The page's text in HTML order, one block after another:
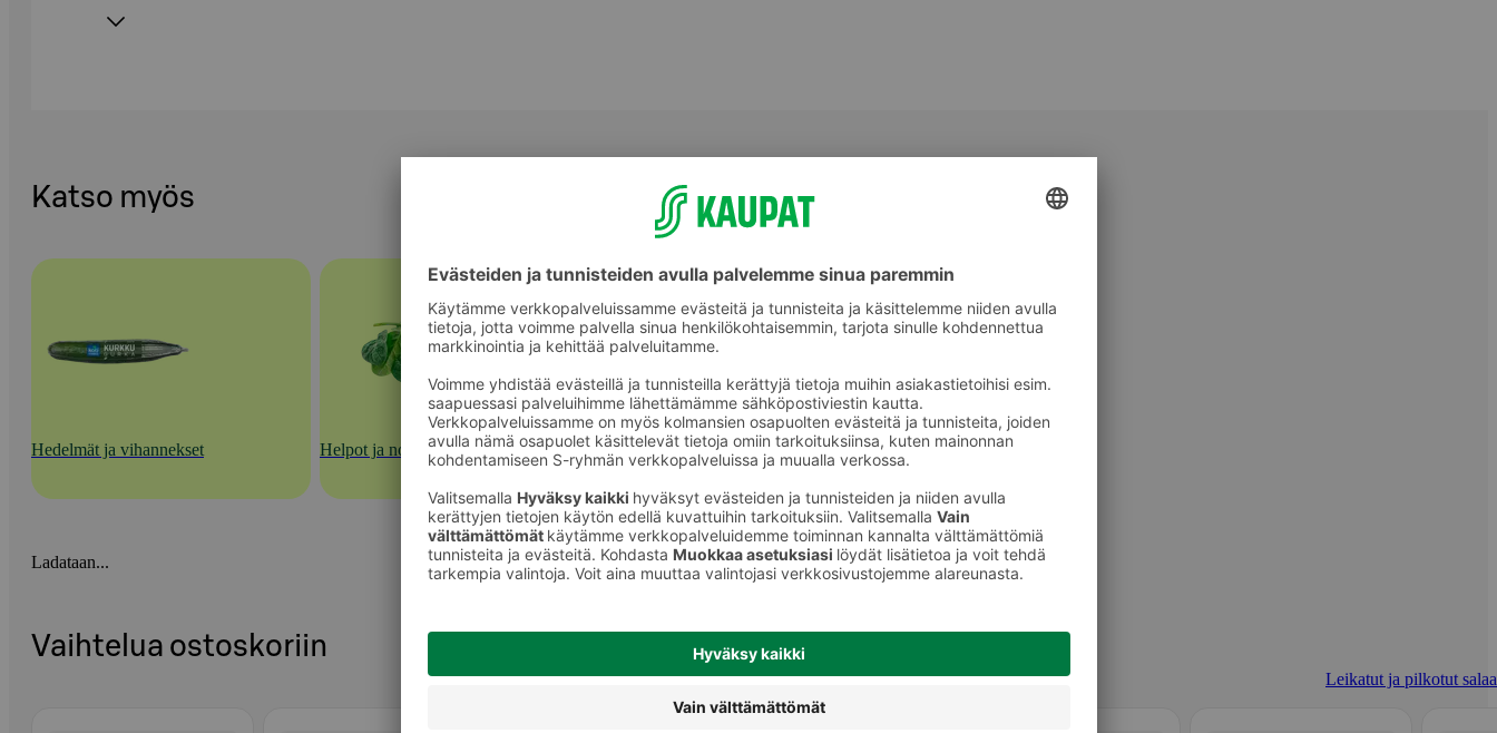
Katso myös
Hedelmät ja vihannekset Helpot ja nopeat kasvisratkaisut Leikatut ja pilkotut salaatit
Ladataan...
Vaihtelua ostoskoriin
Leikatut ja pilkotut